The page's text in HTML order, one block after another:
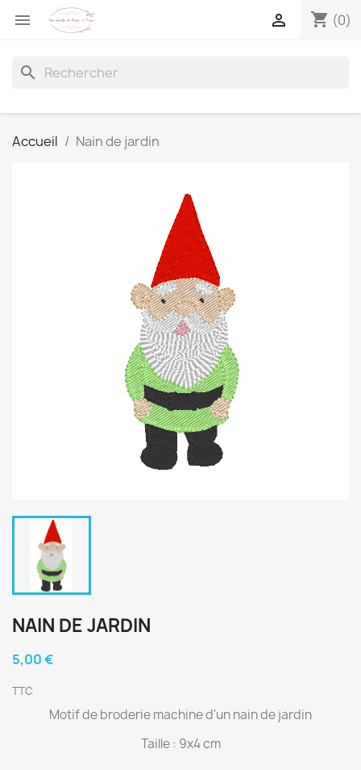
 shopping_cart (0)

search
Accueil Nain de jardin
NAIN DE JARDIN
5,00 €
TTC
Motif de broderie machine d'un nain de jardin
Taille : 9x4 cm